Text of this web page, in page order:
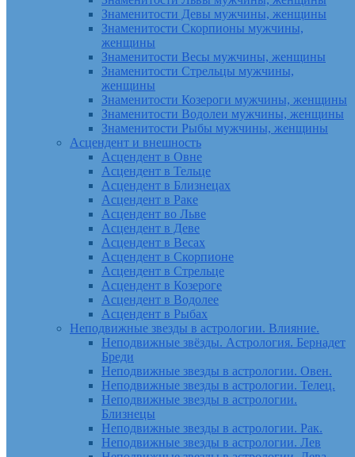
Знаменитости Девы мужчины, женщины
Знаменитости Скорпионы мужчины,
женщины
Знаменитости Весы мужчины, женщины
Знаменитости Стрельцы мужчины,
женщины
Знаменитости Козероги мужчины, женщины
Знаменитости Водолеи мужчины, женщины
Знаменитости Рыбы мужчины, женщины
Асцендент и внешность
Асцендент в Овне
Асцендент в Тельце
Асцендент в Близнецах
Асцендент в Раке
Асцендент во Льве
Асцендент в Деве
Асцендент в Весах
Асцендент в Скорпионе
Асцендент в Стрельце
Асцендент в Козероге
Асцендент в Водолее
Асцендент в Рыбах
Неподвижные звезды в астрологии. Влияние.
Неподвижные звёзды. Астрология. Бернадет
Бреди
Неподвижные звезды в астрологии. Овен.
Неподвижные звезды в астрологии. Телец.
Неподвижные звезды в астрологии.
Близнецы
Неподвижные звезды в астрологии. Рак.
Неподвижные звезды в астрологии. Лев